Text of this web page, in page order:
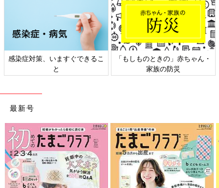
感染症対策、いますぐできるこ
と
「もしものときの」赤ちゃん・
家族の防災
最新号